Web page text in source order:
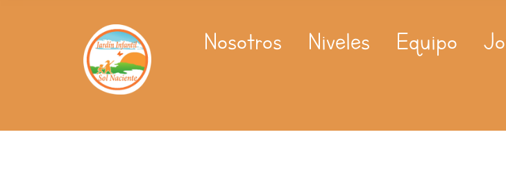
Nosotros Niveles Equipo